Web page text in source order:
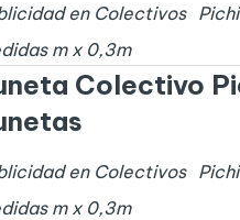
en Colectivos
m x 0,3m
Colectivo
en Colectivos
m x 0,3m